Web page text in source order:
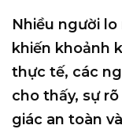
Nhiều người lo
khiến khoảnh
thực tế, các
cho thấy, sự
giác an toàn